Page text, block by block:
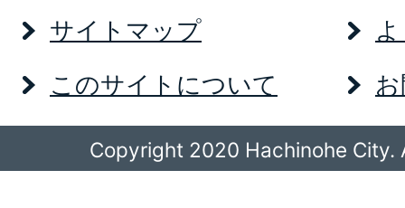
サイトマップ
このサイトについて
Copyright 2020 Hachinohe City.